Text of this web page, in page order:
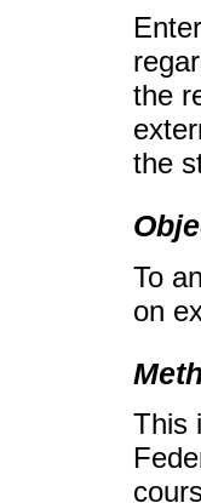
the
the
To
on
This